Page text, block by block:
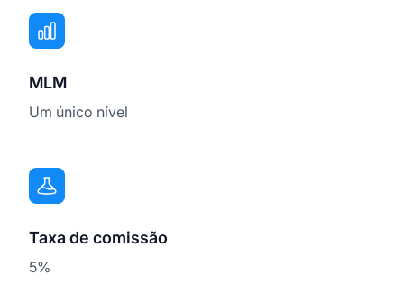
MLM
Um único nível
Taxa de comissão
5%